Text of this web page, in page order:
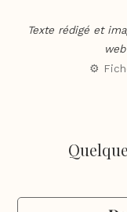
Texte rédigé et
⚙️